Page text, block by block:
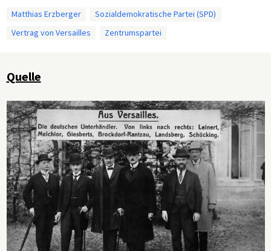
Matthias Erzberger
Sozialdemokratische Partei (SPD)
Vertrag von Versailles
Zentrumspartei
Quelle